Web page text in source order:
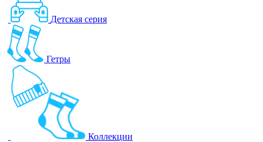
Детская серия
Гетры
Коллекции